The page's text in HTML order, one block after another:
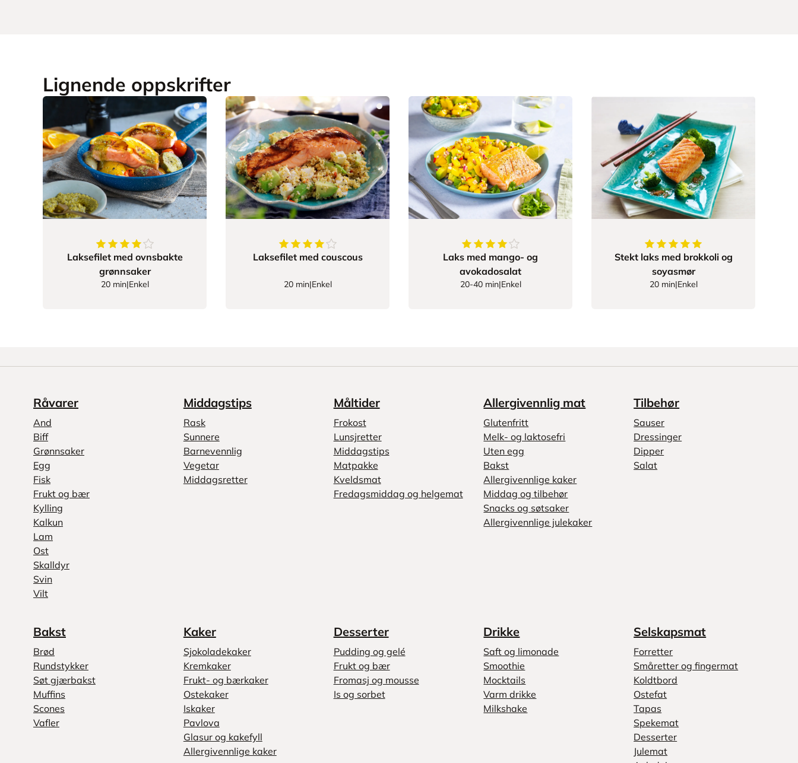
Lignende oppskrifter
4.176470588235294
Laksefilet med ovnsbakte
grønnsaker
20 min|Enkel
4.809523809523809
Laksefilet med couscous
20 min|Enkel
4.826086956521739
Laks med mango- og
avokadosalat
20-40 min|Enkel
5av5stjerner
Stekt laks med brokkoli og
soyasmør
20 min|Enkel
Råvarer
And
Biff
Grønnsaker
Egg
Fisk
Frukt og bær
Kylling
Kalkun
Lam
Ost
Skalldyr
Svin
Vilt
Middagstips
Rask
Sunnere
Barnevennlig
Vegetar
Middagsretter
Måltider
Frokost
Lunsjretter
Middagstips
Matpakke
Kveldsmat
Fredagsmiddag og helgemat
Allergivennlig mat
Glutenfritt
Melk- og laktosefri
Uten egg
Bakst
Allergivennlige kaker
Middag og tilbehør
Snacks og søtsaker
Allergivennlige julekaker
Tilbehør
Sauser
Dressinger
Dipper
Salat
Bakst
Brød
Rundstykker
Søt gjærbakst
Muffins
Scones
Vafler
Kaker
Sjokoladekaker
Kremkaker
Frukt- og bærkaker
Ostekaker
Iskaker
Pavlova
Glasur og kakefyll
Allergivennlige kaker
Desserter
Pudding og gelé
Frukt og bær
Fromasj og mousse
Is og sorbet
Drikke
Saft og limonade
Smoothie
Mocktails
Varm drikke
Milkshake
Selskapsmat
Forretter
Småretter og fingermat
Koldtbord
Ostefat
Tapas
Spekemat
Desserter
Julemat